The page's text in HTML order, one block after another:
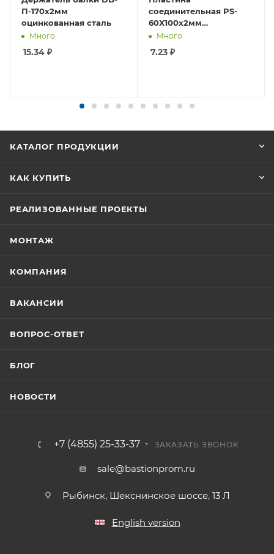
П-170х2мм
оцинкованная сталь
Много
15.34 ₽
соединительная PS-
60X100х2мм
оцинкованная сталь
Много
7.23 ₽
КАТАЛОГ ПРОДУКЦИИ
КАК КУПИТЬ
РЕАЛИЗОВАННЫЕ ПРОЕКТЫ
МОНТАЖ
КОМПАНИЯ
ВАКАНСИИ
ВОПРОС-ОТВЕТ
БЛОГ
НОВОСТИ
+7 (4855) 25-33-37 ЗАКАЗАТЬ ЗВОНОК
sale@bastionprom.ru
Рыбинск, Шекснинское шоссе, 13 Л
English version